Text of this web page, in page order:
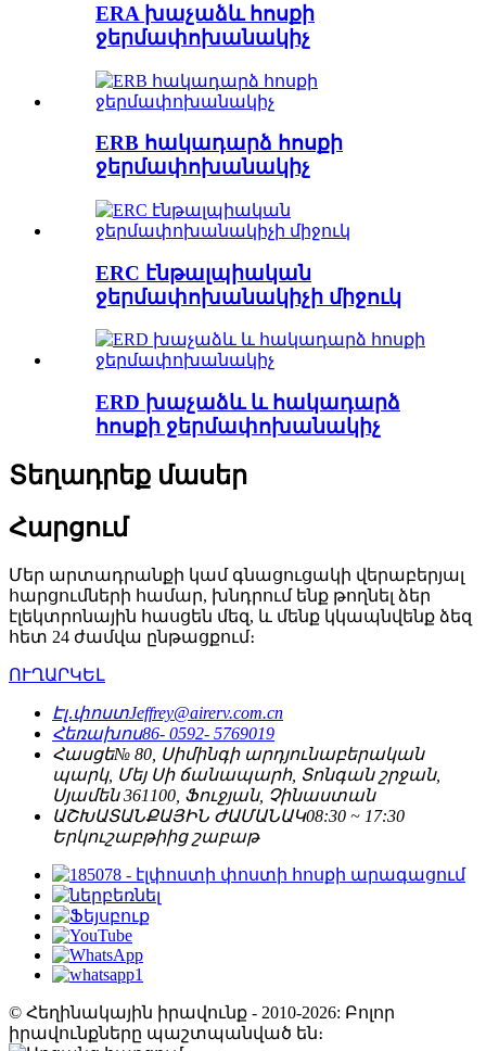
ERA խաչաձև հոսքի
ջերմափոխանակիչ
ERB հակադարձ հոսքի
ջերմափոխանակիչ
ERC էնթալպիական
ջերմափոխանակիչի միջուկ
ERD խաչաձև և հակադարձ
հոսքի ջերմափոխանակիչ
Տեղադրեք մասեր
Հարցում
Մեր արտադրանքի կամ գնացուցակի վերաբերյալ
հարցումների համար, խնդրում ենք թողնել ձեր
էլեկտրոնային հասցեն մեզ, և մենք կկապնվենք ձեզ
հետ 24 ժամվա ընթացքում։
ՈՒՂԱՐԿԵԼ
Էլ․փոստJeffrey@airerv.com.cn
Հեռախոս86- 0592- 5769019
Հասցե№ 80, Սիմինգի արդյունաբերական
պարկ, Մեյ Սի ճանապարհ, Տոնգան շրջան,
Սյամեն 361100, Ֆուջյան, Չինաստան
ԱՇԽԱՏԱՆՔԱՅԻՆ ԺԱՄԱՆԱԿ08:30 ~ 17:30
Երկուշաբթիից շաբաթ
© Հեղինակային իրավունք - 2010-2026: Բոլոր
իրավունքները պաշտպանված են։